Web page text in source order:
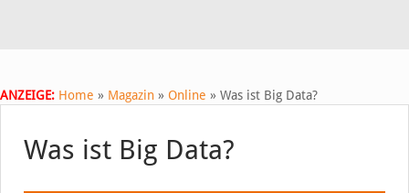
ANZEIGE: Home » Magazin » Online » Was ist Big Data?
Was ist Big Data?